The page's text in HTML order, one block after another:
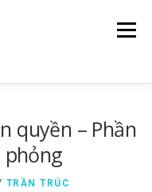
Menu
quyền – Phần
phỏng
TRẦN TRÚC